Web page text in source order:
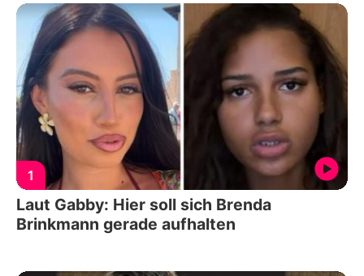
1
Laut Gabby: Hier soll sich Brenda
Brinkmann gerade aufhalten